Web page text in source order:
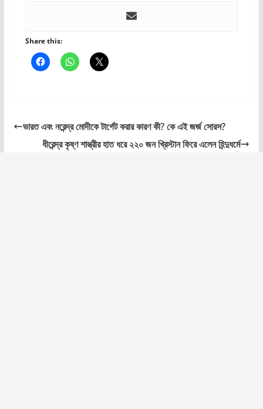
Share this:
ভারত এবং নরেন্দ্র মোদীকে টার্গেট করার কারণ কী? কে এই জর্জ সোরস?
ধীরেন্দ্র কৃষ্ণ শাস্ত্রীর হাত ধরে ২২০ জন খ্রিস্টান ফিরে এলেন হিন্দুধর্মে